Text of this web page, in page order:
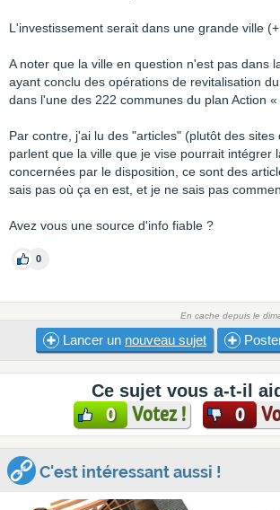
L'investissement serait dans une grande ville
A noter que la ville en question n'est pas dans
ayant conclu des opérations de revitalisation
dans l'une des 222 communes du plan Action «
Par contre, j'ai lu des "articles" (plutôt des sites
parlent que la ville que je vise pourrait intégrer
concernées par le disposition, ce sont des
sais pas où ça en est, et je ne sais pas
Avez vous une source d'info fiable ?
0
En cache depuis le
Lancer un nouveau sujet
Ce sujet vous a-t-il
0 Votez ! 0
C'est intéressant aussi !